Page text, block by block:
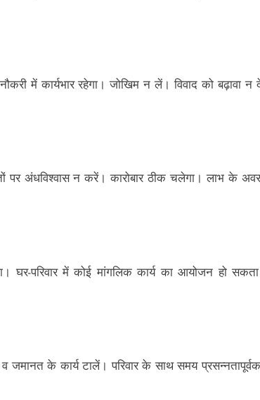
में कार्यभार रहेगा। जोखिम न लें। विवाद को
पर अंधविश्वास न करें। कारोबार ठीक चलेगा। लाभ
घर-परिवार में कोई मांगलिक कार्य का आयोजन हो
जमानत के कार्य टालें। परिवार के साथ समय